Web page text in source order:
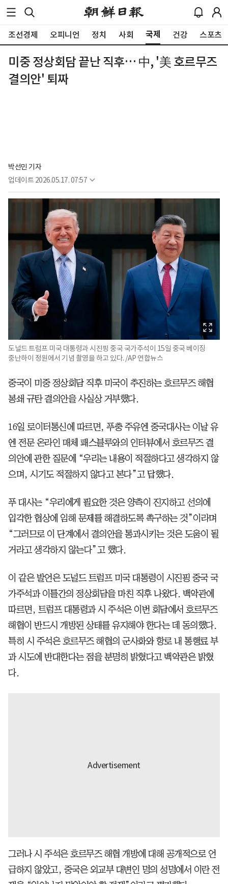
조선경제 오피니언 정치 사회 국제 건강 스포츠
미중 정상회담 끝난 직후… 中, '美 호르무즈
결의안' 퇴짜
박선민 기자
업데이트 2026.05.17. 07:57
도널드 트럼프 미국 대통령과 시진핑 중국 국가주석이 15일 중국 베이징
중난하이 정원에서 기념 촬영을 하고 있다. /AP 연합뉴스
중국이 미중 정상회담 직후 미국이 추진하는 호르무즈 해협
봉쇄 규탄 결의안을 사실상 거부했다.
16일 로이터통신에 따르면, 푸충 주유엔 중국대사는 이날 유
엔 전문 온라인 매체 패스블루와의 인터뷰에서 호르무즈 결
의안에 관한 질문에 “우리는 내용이 적절하다고 생각하지 않
으며, 시기도 적절하지 않다고 본다”고 답했다.
푸 대사는 “우리에게 필요한 것은 양측이 진지하고 선의에
입각한 협상에 임해 문제를 해결하도록 촉구하는 것”이라며
“그러므로 이 단계에서 결의안을 통과시키는 것은 도움이 될
거라고 생각하지 않는다”고 했다.
이 같은 발언은 도널드 트럼프 미국 대통령이 시진핑 중국 국
가주석과 이틀간의 정상회담을 마친 직후 나왔다. 백악관에
따르면, 트럼프 대통령과 시 주석은 이번 회담에서 호르무즈
해협이 반드시 개방된 상태를 유지해야 한다는 데 동의했다.
특히 시 주석은 호르무즈 해협의 군사화와 항로 내 통행료 부
과 시도에 반대한다는 점을 분명히 밝혔다고 백악관은 밝혔
다.
그러나 시 주석은 호르무즈 해협 개방에 대해 공개적으로 언
급하지 않았고, 중국은 외교부 대변인 명의 성명에서 이란 전